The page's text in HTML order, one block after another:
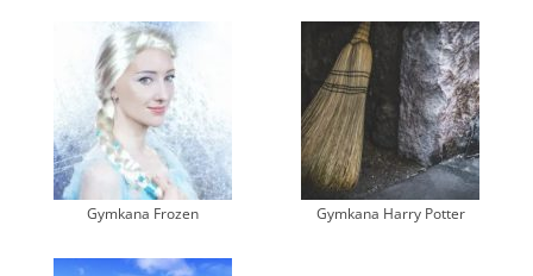
Gymkana Frozen Gymkana Harry Potter